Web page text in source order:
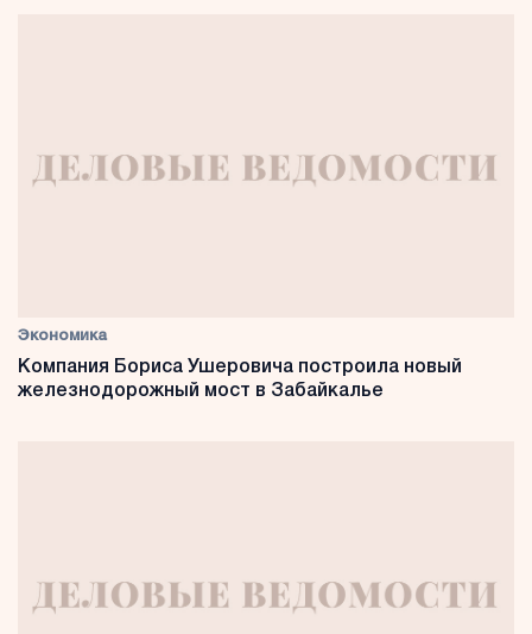
Экономика
Компания Бориса Ушеровича построила новый
железнодорожный мост в Забайкалье